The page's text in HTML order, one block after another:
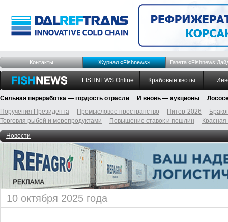
Контакты Журнал «Fishnews» Газета «Fishnews
FISHNEWS Online Крабовые квоты
Сильная переработка — гордость отрасли И вновь — аукционы
Поручения Президента
Промысловое пространство Питер-2026
Торговля рыбой и морепродуктами
Повышение ставок и пошлин
Новости
10 октября 2025 года